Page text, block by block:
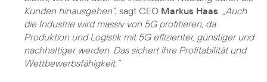
Kunden hinausgehen“, sagt CEO Markus Haas
„Auch
die Industrie wird massiv von 5G profitieren, da
Produktion und Logistik mit 5G effizienter, günstiger und
nachhaltiger werden. Das sichert ihre Profitabilität und
Wettbewerbsfähigkeit.“